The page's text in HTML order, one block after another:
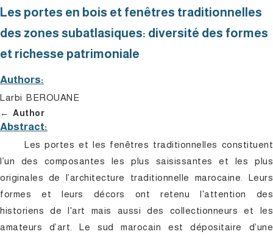
Les portes en bois et fenêtres traditionnelles
des zones subatlasiques: diversité des formes
et richesse patrimoniale
Authors:
Larbi BEROUANE
Author
Abstract:
Les portes et les fenêtres traditionnelles constituent
l’un des composantes les plus saisissantes et les plus
originales de l’architecture traditionnelle marocaine. Leurs
formes et leurs décors ont retenu l'attention des
historiens de l'art mais aussi des collectionneurs et les
amateurs d’art. Le sud marocain est dépositaire d’une